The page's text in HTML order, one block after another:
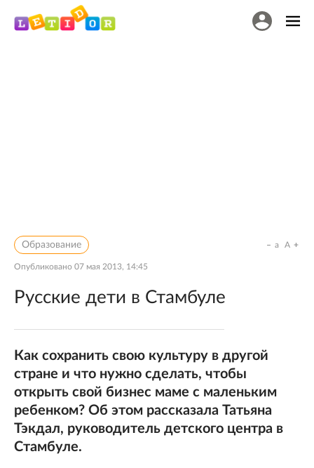
Образование
Опубликовано 07 мая 2013, 14:45
a A
Русские дети в Стамбуле
Как сохранить свою культуру в другой
стране и что нужно сделать, чтобы
открыть свой бизнес маме с маленьким
ребенком? Об этом рассказала Татьяна
Тэкдал, руководитель детского центра в
Стамбуле.